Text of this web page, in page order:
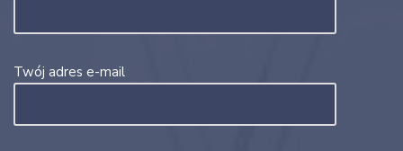
Twój adres e-mail